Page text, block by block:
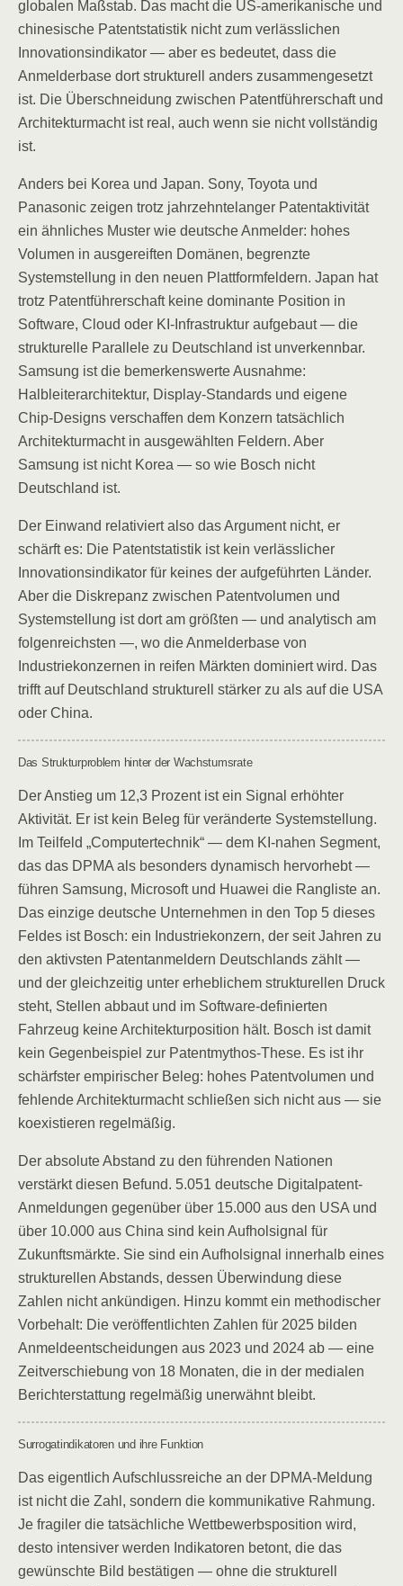
globalen Maßstab. Das macht die US-amerikanische und
chinesische Patentstatistik nicht zum verlässlichen
Innovationsindikator — aber es bedeutet, dass die
Anmelderbase dort strukturell anders zusammengesetzt
ist. Die Überschneidung zwischen Patentführerschaft und
Architekturmacht ist real, auch wenn sie nicht vollständig
ist.
Anders bei Korea und Japan. Sony, Toyota und
Panasonic zeigen trotz jahrzehntelanger Patentaktivität
ein ähnliches Muster wie deutsche Anmelder: hohes
Volumen in ausgereiften Domänen, begrenzte
Systemstellung in den neuen Plattformfeldern. Japan hat
trotz Patentführerschaft keine dominante Position in
Software, Cloud oder KI-Infrastruktur aufgebaut — die
strukturelle Parallele zu Deutschland ist unverkennbar.
Samsung ist die bemerkenswerte Ausnahme:
Halbleiterarchitektur, Display-Standards und eigene
Chip-Designs verschaffen dem Konzern tatsächlich
Architekturmacht in ausgewählten Feldern. Aber
Samsung ist nicht Korea — so wie Bosch nicht
Deutschland ist.
Der Einwand relativiert also das Argument nicht, er
schärft es: Die Patentstatistik ist kein verlässlicher
Innovationsindikator für keines der aufgeführten Länder.
Aber die Diskrepanz zwischen Patentvolumen und
Systemstellung ist dort am größten — und analytisch am
folgenreichsten —, wo die Anmelderbase von
Industriekonzernen in reifen Märkten dominiert wird. Das
trifft auf Deutschland strukturell stärker zu als auf die USA
oder China.
Das Strukturproblem hinter der Wachstumsrate
Der Anstieg um 12,3 Prozent ist ein Signal erhöhter
Aktivität. Er ist kein Beleg für veränderte Systemstellung.
Im Teilfeld „Computertechnik“ — dem KI-nahen Segment,
das das DPMA als besonders dynamisch hervorhebt —
führen Samsung, Microsoft und Huawei die Rangliste an.
Das einzige deutsche Unternehmen in den Top 5 dieses
Feldes ist Bosch: ein Industriekonzern, der seit Jahren zu
den aktivsten Patentanmeldern Deutschlands zählt —
und der gleichzeitig unter erheblichem strukturellen Druck
steht, Stellen abbaut und im Software-definierten
Fahrzeug keine Architekturposition hält. Bosch ist damit
kein Gegenbeispiel zur Patentmythos-These. Es ist ihr
schärfster empirischer Beleg: hohes Patentvolumen und
fehlende Architekturmacht schließen sich nicht aus — sie
koexistieren regelmäßig.
Der absolute Abstand zu den führenden Nationen
verstärkt diesen Befund. 5.051 deutsche Digitalpatent-
Anmeldungen gegenüber über 15.000 aus den USA und
über 10.000 aus China sind kein Aufholsignal für
Zukunftsmärkte. Sie sind ein Aufholsignal innerhalb eines
strukturellen Abstands, dessen Überwindung diese
Zahlen nicht ankündigen. Hinzu kommt ein methodischer
Vorbehalt: Die veröffentlichten Zahlen für 2025 bilden
Anmeldeentscheidungen aus 2023 und 2024 ab — eine
Zeitverschiebung von 18 Monaten, die in der medialen
Berichterstattung regelmäßig unerwähnt bleibt.
Surrogatindikatoren und ihre Funktion
Das eigentlich Aufschlussreiche an der DPMA-Meldung
ist nicht die Zahl, sondern die kommunikative Rahmung.
Je fragiler die tatsächliche Wettbewerbsposition wird,
desto intensiver werden Indikatoren betont, die das
gewünschte Bild bestätigen — ohne die strukturell